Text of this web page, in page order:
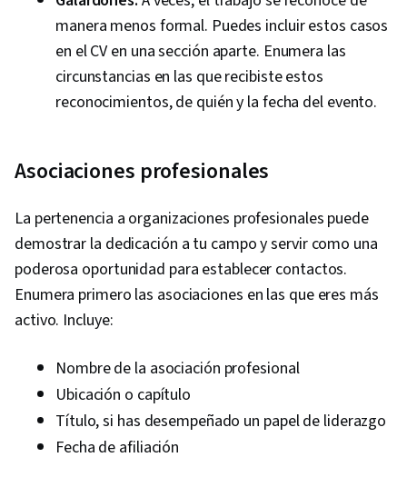
manera menos formal. Puedes incluir estos casos
en el CV en una sección aparte. Enumera las
circunstancias en las que recibiste estos
reconocimientos, de quién y la fecha del evento.
Asociaciones profesionales
La pertenencia a organizaciones profesionales puede
demostrar la dedicación a tu campo y servir como una
poderosa oportunidad para establecer contactos.
Enumera primero las asociaciones en las que eres más
activo. Incluye:
Nombre de la asociación profesional
Ubicación o capítulo
Título, si has desempeñado un papel de liderazgo
Fecha de afiliación